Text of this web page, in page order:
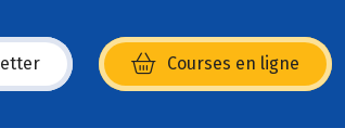
Courses en ligne
nouvelle fenêtre)